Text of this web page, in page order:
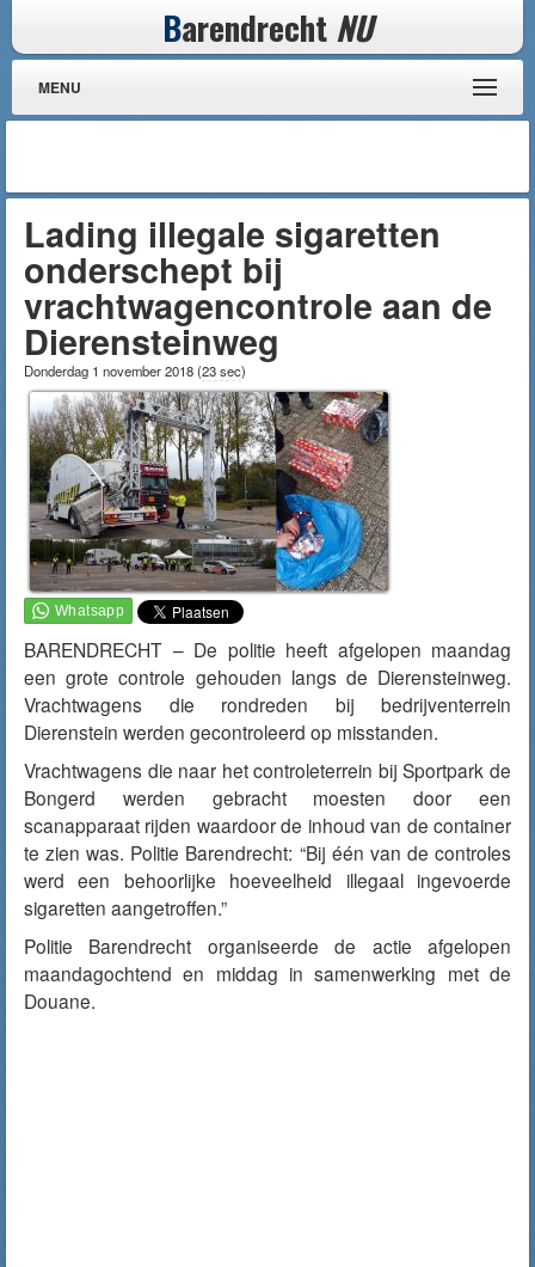
Barendrecht NU
MENU
Lading illegale sigaretten
onderschept bij
vrachtwagencontrole aan de
Dierensteinweg
Donderdag 1 november 2018(23 sec)
BARENDRECHT – De politie heeft afgelopen maandag
een grote controle gehouden langs de Dierensteinweg.
Vrachtwagens die rondreden bij bedrijventerrein
Dierenstein werden gecontroleerd op misstanden.
Vrachtwagens die naar het controleterrein bij Sportpark de
Bongerd werden gebracht moesten door een
scanapparaat rijden waardoor de inhoud van de container
te zien was. Politie Barendrecht: “Bij één van de controles
werd een behoorlijke hoeveelheid illegaal ingevoerde
sigaretten aangetroffen.”
Politie Barendrecht organiseerde de actie afgelopen
maandagochtend en middag in samenwerking met de
Douane.